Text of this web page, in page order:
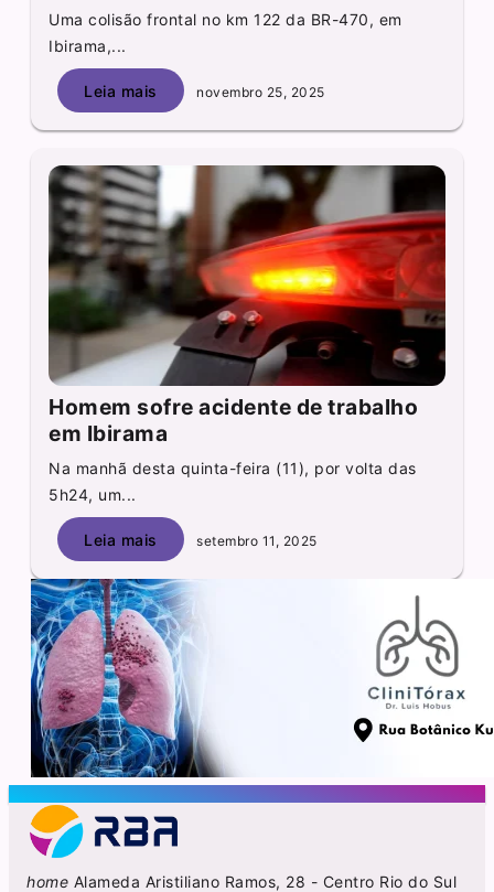
Uma colisão frontal no km 122 da BR-470, em
Ibirama,...
Leia mais novembro 25, 2025
Homem sofre acidente de trabalho
em Ibirama
Na manhã desta quinta-feira (11), por volta das
5h24, um...
Leia mais setembro 11, 2025
home Alameda Aristiliano Ramos, 28 - Centro Rio do Sul